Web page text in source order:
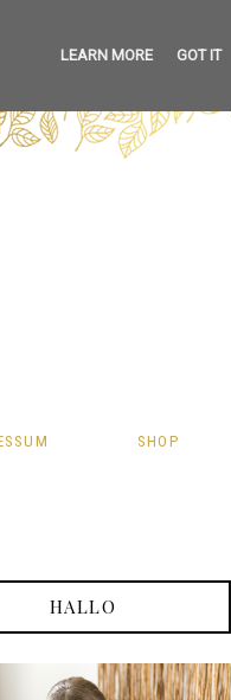
SHOP
HALLO
LEARN MORE GOT IT